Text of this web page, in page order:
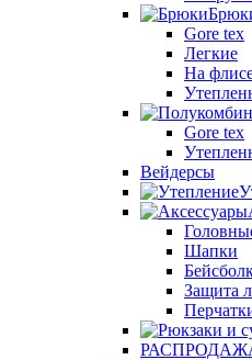
Gore tex
Легкие
На
Gore tex
Вейдерсы
Шапки
Защита